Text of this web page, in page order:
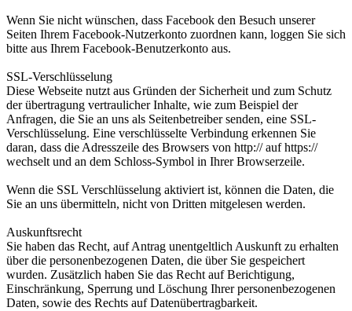
Wenn Sie nicht wünschen, dass Facebook den Besuch unserer
Seiten Ihrem Facebook-Nutzerkonto zuordnen kann, loggen Sie sich
bitte aus Ihrem Facebook-Benutzerkonto aus.
SSL-Verschlüsselung
Diese Webseite nutzt aus Gründen der Sicherheit und zum Schutz
der übertragung vertraulicher Inhalte, wie zum Beispiel der
Anfragen, die Sie an uns als Seitenbetreiber senden, eine SSL-
Verschlüsselung. Eine verschlüsselte Verbindung erkennen Sie
daran, dass die Adresszeile des Browsers von http:// auf https://
wechselt und an dem Schloss-Symbol in Ihrer Browserzeile.
Wenn die SSL Verschlüsselung aktiviert ist, können die Daten, die
Sie an uns übermitteln, nicht von Dritten mitgelesen werden.
Auskunftsrecht
Sie haben das Recht, auf Antrag unentgeltlich Auskunft zu erhalten
über die personenbezogenen Daten, die über Sie gespeichert
wurden. Zusätzlich haben Sie das Recht auf Berichtigung,
Einschränkung, Sperrung und Löschung Ihrer personenbezogenen
Daten, sowie des Rechts auf Datenübertragbarkeit.